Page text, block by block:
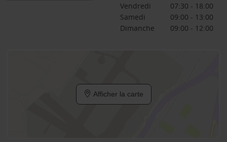
Vendredi
07:30 - 18:00
Samedi
09:00 - 13:00
Dimanche
09:00 - 12:00
Afficher la carte